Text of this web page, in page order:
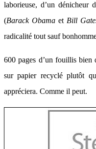
laborieuse, d’un dénicheur
(Barack Obamaet Bill
radicalité tout sauf
600 pages d’un fouillis bien
sur papier recyclé plutôt
appréciera. Comme il peut.